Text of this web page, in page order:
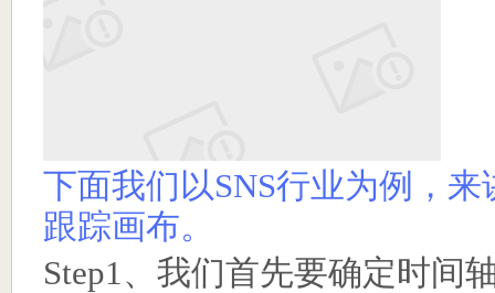
下面我们以SNS行业为例，
跟踪画布。
Step1、我们首先要确定时间